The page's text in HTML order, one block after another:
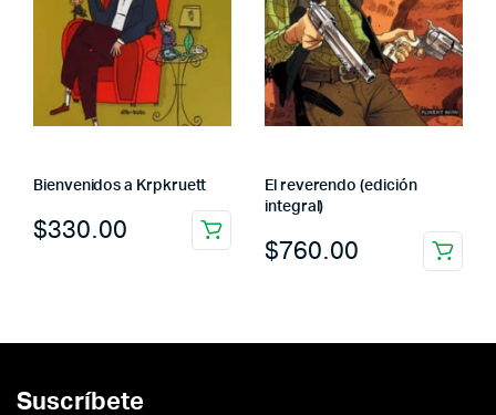
Bienvenidos a Krpkruett
$330.00
El reverendo (edición
integral)
$760.00
Suscríbete